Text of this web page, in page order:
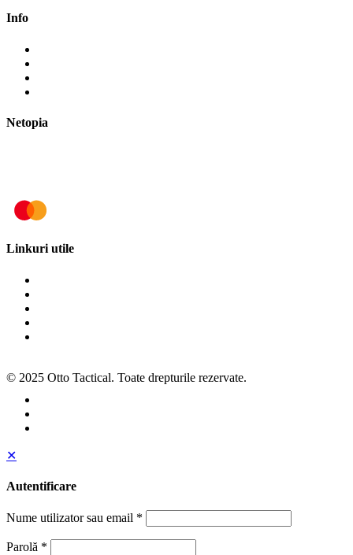
Info
Netopia
Linkuri utile
© 2025 Otto Tactical. Toate drepturile rezervate.
✕
Autentificare
Nume utilizator sau email *
Parolă *